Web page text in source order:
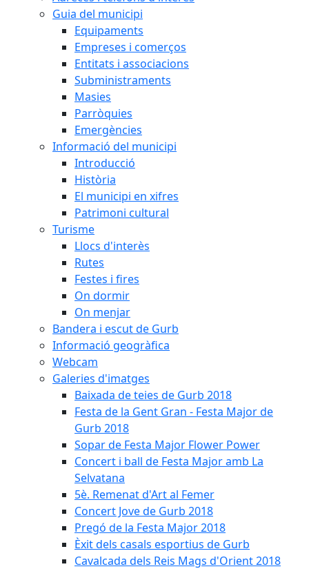
Guia del municipi
Equipaments
Empreses i comerços
Entitats i associacions
Subministraments
Masies
Parròquies
Emergències
Informació del municipi
Introducció
Història
El municipi en xifres
Patrimoni cultural
Turisme
Llocs d'interès
Rutes
Festes i fires
On dormir
On menjar
Bandera i escut de Gurb
Informació geogràfica
Webcam
Galeries d'imatges
Baixada de teies de Gurb 2018
Festa de la Gent Gran - Festa Major de
Gurb 2018
Sopar de Festa Major Flower Power
Concert i ball de Festa Major amb La
Selvatana
5è. Remenat d'Art al Femer
Concert Jove de Gurb 2018
Pregó de la Festa Major 2018
Èxit dels casals esportius de Gurb
Cavalcada dels Reis Mags d'Orient 2018